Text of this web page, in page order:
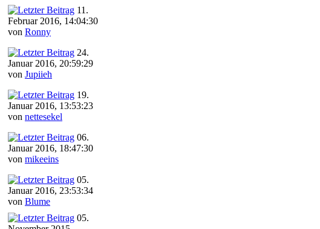
11.
Februar 2016, 14:04:30
von Ronny
24.
Januar 2016, 20:59:29
von Jupiieh
19.
Januar 2016, 13:53:23
von nettesekel
06.
Januar 2016, 18:47:30
von mikeeins
05.
Januar 2016, 23:53:34
von Blume
05.